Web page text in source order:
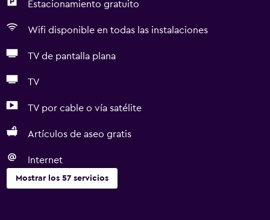
Estacionamiento gratuito
Wifi disponible en todas las instalaciones
TV de pantalla plana
TV
TV por cable o vía satélite
Artículos de aseo gratis
Internet
Mostrar los 57 servicios